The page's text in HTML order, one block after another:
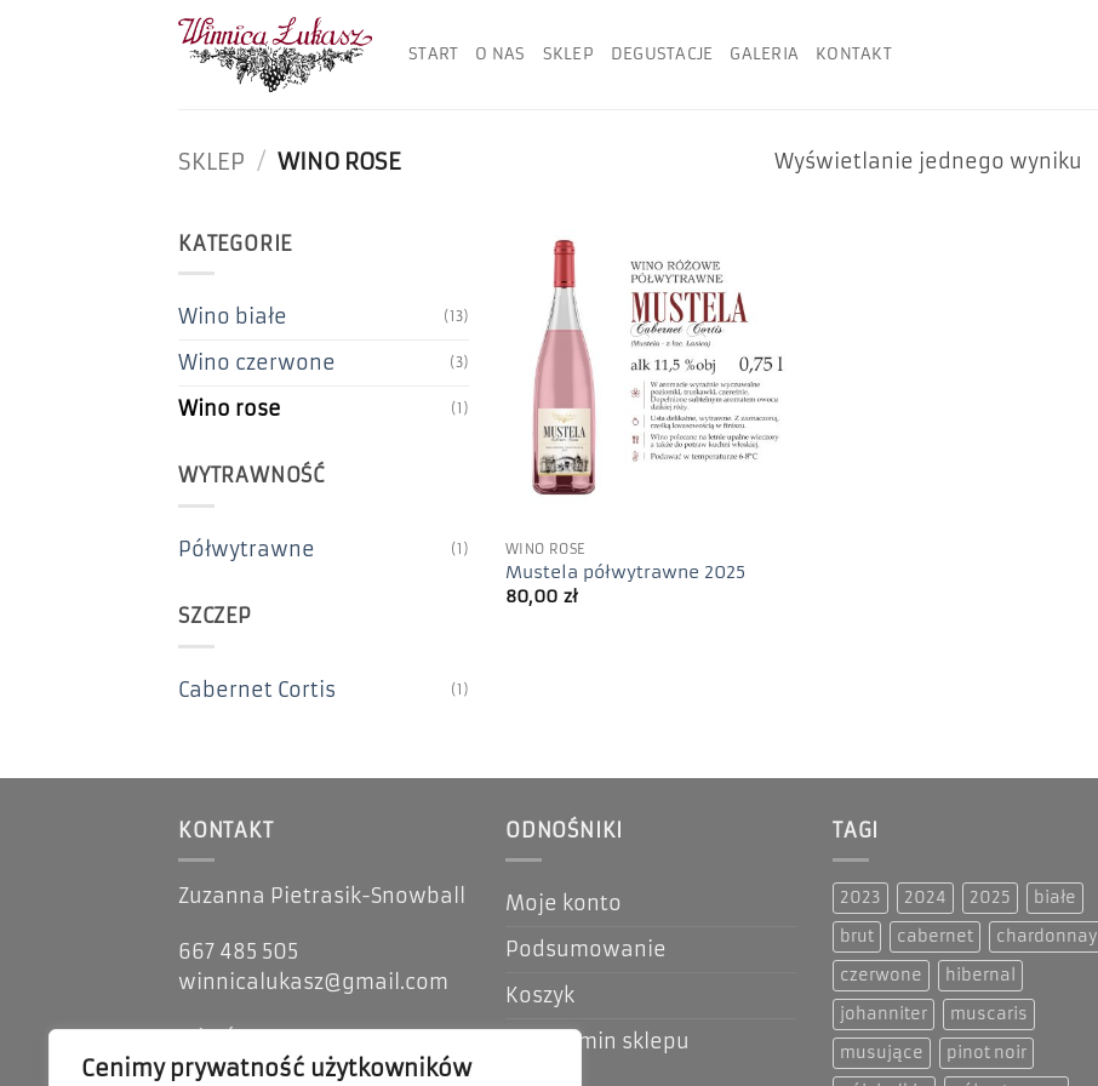
Cenimy prywatność użytkowników
START O NAS SKLEP DEGUSTACJE GALERIA KONTAKT
SKLEP / WINO ROSE Wyświetlanie jednego wyniku
KATEGORIE
Wino białe (13)
Wino czerwone (3)
Wino rose (1)
WYTRAWNOŚĆ
Półwytrawne (1)
SZCZEP
Cabernet Cortis (1)
WINO ROSE
Mustela półwytrawne 2025
80,00 zł
KONTAKT
Zuzanna Pietrasik-Snowball
667 485 505
winnicalukasz@gmail.com
Wityń 13
66-200 Świebodzin
ODNOŚNIKI
Moje konto
Podsumowanie
Koszyk
Regulamin sklepu
TAGI
2023 2024 2025
białe
brut
cabernet
chardonnay
czerwone
hibernal
johanniter
muscaris
musujące
pinot noir